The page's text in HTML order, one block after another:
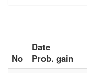
No
Date
Prob. gain